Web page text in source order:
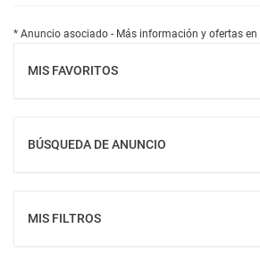
* Anuncio asociado - Más información y ofertas
MIS FAVORITOS
MOSTRAR
BÚSQUEDA DE ANUNCIO
MOSTRAR
MIS FILTROS
MOSTRAR